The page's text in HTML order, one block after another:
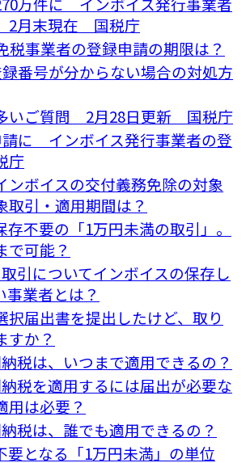
2月末現在 国税庁
税事業者の登録申請の期限は？
番号が分からない場合の対処方
いご質問 2月28日更新 国税庁
請に インボイス発行事業者の登
庁
ンボイスの交付義務免除の対象
取引・適用期間は？
存不要の「1万円未満の取引」。
で可能？
引についてインボイスの保存し
事業者とは？
択届出書を提出したけど、取り
すか？
税は、いつまで適用できるの？
税を適用するには届出が必要な
は必要？
税は、誰でも適用できるの？
要となる「1万円未満」の単位